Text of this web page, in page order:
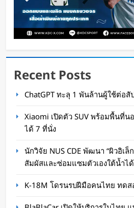
กำไรพุ่ง SK Hynix ทำสถิติสูง
WaWaW Content
Recent Posts
ChatGPT ทะลุ 1 พันล้านผู้ใช้ต่อ
Xiaomi เปิดตัว SUV พร้อมพื้นที่
ได้ 7 ที่นั่ง
นักวิจัย NUS CDE พัฒนา “ผิวอิเล็
สัมผัสและซ่อมแซมตัวเองใต้น้ำได้
K-18M โดรนรบฝีมือคนไทย ทดส